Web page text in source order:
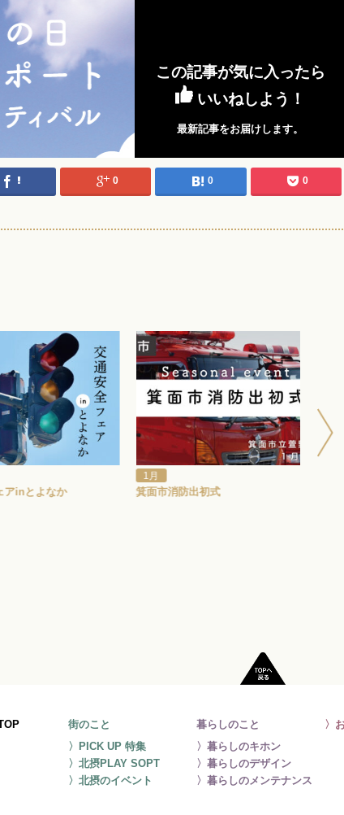
この記事が気に入ったら
いいねしよう！
最新記事をお届けします。
0 0 0
とよなか 箕面市消防出初式
街のこと
〉PICK UP 特集
〉北摂PLAY SOPT
〉北摂のイベント
暮らしのこと
〉暮らしのキホン
〉暮らしのデザイン
〉暮らしのメンテナンス
〉